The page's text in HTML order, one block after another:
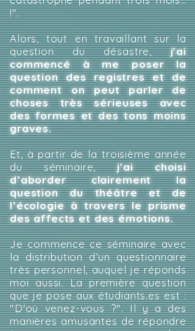
!".
Alors, tout en travaillant sur la
question du désastre,j'ai
commencé à me poser la
question des registres et de
comment on peut parler de
choses très sérieuses avec
des formes et des tons moins
graves.
Et, à partir de la troisième année
du séminaire,j'ai choisi
d’aborder clairement la
question du théâtre et de
l’écologie à travers le prisme
des affects et des émotions.
Je commence ce séminaire avec
la distribution d’un questionnaire
très personnel, auquel je réponds
moi aussi. La première question
que je pose aux étudiants.es est :
"D'où venez-vous ?". Il y a des
manières amusantes de répondre